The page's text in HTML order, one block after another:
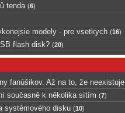
tenda (6)
modely - pre vsetkych (16)
flash disk? (20)
fanúšikov. Až na to, že neexistuje.
současně k několika sítím (7)
systémového disku (10)